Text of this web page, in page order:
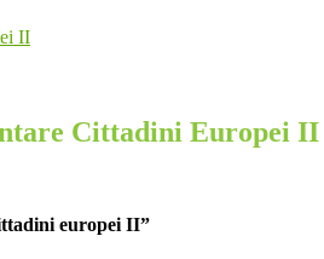
II
Cittadini Europei II
europei II”